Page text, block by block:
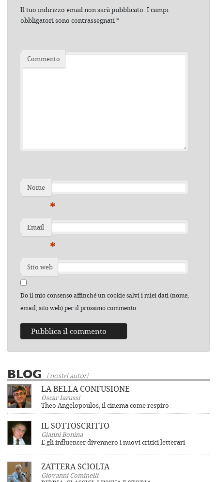
Il tuo indirizzo email non sarà pubblicato. I campi
obbligatori sono contrassegnati*
Commento
Nome
*
Email
*
Sito web
Do il mio consenso affinché un cookie salvi i miei dati (nome,
email, sito web) per il prossimo commento.
BLOG i nostri autori
LA BELLA CONFUSIONE
Oscar Iarussi
Theo Angelopoulos, il cinema come respiro
IL SOTTOSCRITTO
Gianni Bonina
E gli influencer divennero i nuovi critici letterari
ZATTERA SCIOLTA
Giovanni Cominelli